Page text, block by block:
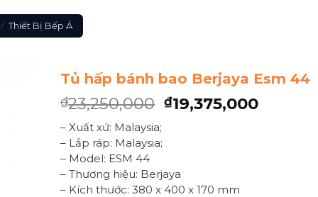
/ Thiết Bị Bếp Á
Tủ hấp bánh bao Berjaya Esm 44
₫23,250,000 ₫19,375,000
– Xuất xứ: Malaysia;
– Lắp ráp: Malaysia;
– Model: ESM 44
– Thương hiệu: Berjaya
– Kích thước: 380 x 400 x 170 mm